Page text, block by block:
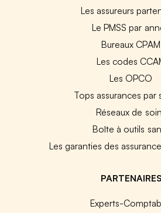
Les assureurs
Le PMSS par
Bureaux CPAM
Les codes
Les OPCO
Tops assurances par
Réseaux de
Boîte à outils
Les garanties des
PARTENAIRES
Experts-